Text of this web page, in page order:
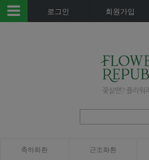
로그인 회원가입
축하화환 근조화환